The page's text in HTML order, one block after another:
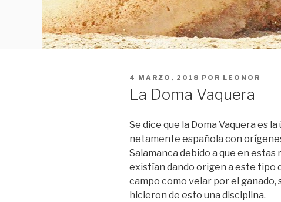
PUBLICADO
EL
4 MARZO, 2018 POR LEONOR
La Doma Vaquera
Se dice que la Doma Vaquera es
netamente española con
Salamanca debido a que en
existían dando origen a este tipo
campo como velar por el
hicieron de esto una disciplina.